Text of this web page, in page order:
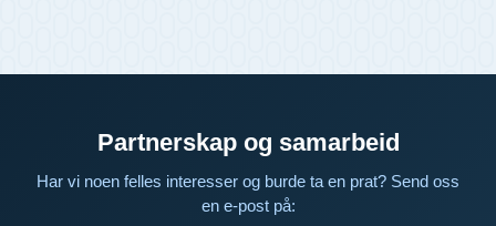
Partnerskap og samarbeid
Har vi noen felles interesser og burde ta en prat? Send oss
en e-post på: